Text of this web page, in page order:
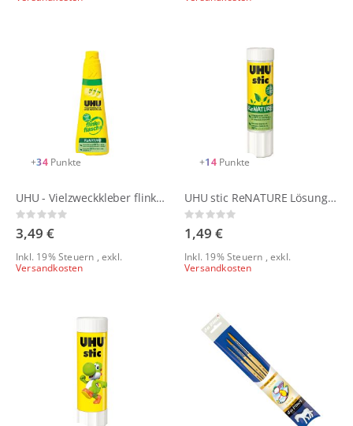
+34 Punkte
UHU - Vielzweckkleber flinke flasche | ReNATURE ohne Lösungsmittel
Rating:
0%
3,49 €
Inkl. 19% Steuern ,exkl.
Versandkosten
+14 Punkte
UHU stic ReNATURE Lösungsmittelfreier Klebestift
Rating:
0%
1,49 €
Inkl. 19% Steuern ,exkl.
Versandkosten